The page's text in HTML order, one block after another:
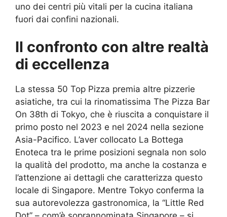
uno dei centri più vitali per la cucina italiana
fuori dai confini nazionali.
Il confronto con altre realtà
di eccellenza
La stessa 50 Top Pizza premia altre pizzerie
asiatiche, tra cui la rinomatissima The Pizza Bar
On 38th di Tokyo, che è riuscita a conquistare il
primo posto nel 2023 e nel 2024 nella sezione
Asia-Pacifico. L’aver collocato La Bottega
Enoteca tra le prime posizioni segnala non solo
la qualità del prodotto, ma anche la costanza e
l’attenzione ai dettagli che caratterizza questo
locale di Singapore. Mentre Tokyo conferma la
sua autorevolezza gastronomica, la “Little Red